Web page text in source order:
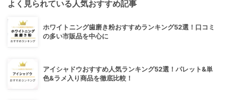
よく見られている人気おすすめ記事
ホワイトニング歯磨き粉おすすめランキング52選！口コミ
の多い市販品を中心に
アイシャドウおすすめ人気ランキング52選！パレット&単
色&ラメ入り商品を徹底比較！